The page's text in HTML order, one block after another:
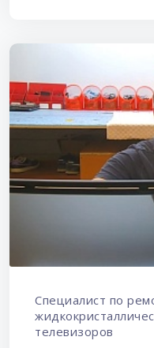
Специалист по
телевизоров